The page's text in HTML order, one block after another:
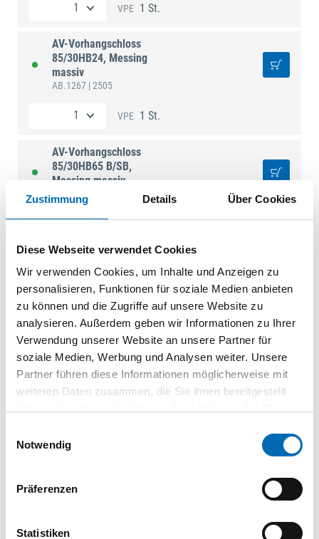
Zustimmung Details Über Cookies
Diese Webseite verwendet Cookies
Wir verwenden Cookies, um Inhalte und Anzeigen zu
personalisieren, Funktionen für soziale Medien anbieten
zu können und die Zugriffe auf unsere Website zu
analysieren. Außerdem geben wir Informationen zu Ihrer
Verwendung unserer Website an unsere Partner für
soziale Medien, Werbung und Analysen weiter. Unsere
Partner führen diese Informationen möglicherweise mit
weiteren Daten zusammen, die Sie ihnen bereitgestellt
Notwendig
Präferenzen
Statistiken
VPE 1 St.
AV-Vorhangschloss
85/30HB24, Messing
massiv
AB.1267 | 2505
VPE 1 St.
AV-Vorhangschloss
85/30HB65 B/SB,
Messing massiv
VPE 1 St.
85/30HB65, Messing
massiv
AB.1272| 2821
1 St.
AV-Vorhangschloss
85/30HB65, Messing
massiv
AB.1270| 4720
85/30HB65, Messing